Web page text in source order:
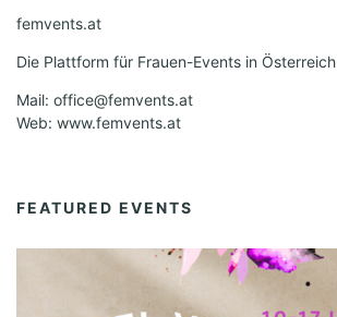
femvents.at
Die Plattform für Frauen-Events in Österreich
Mail: office@femvents.at
Web: www.femvents.at
FEATURED EVENTS